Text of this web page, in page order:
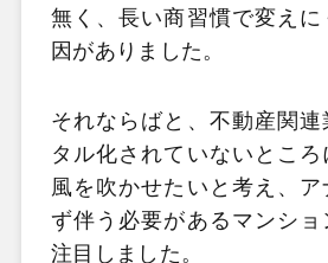
無く、長い商習慣で変え
因がありました。
それならばと、不動産関
タル化されていないとこ
風を吹かせたいと考え、
ず伴う必要があるマンシ
注目しました。